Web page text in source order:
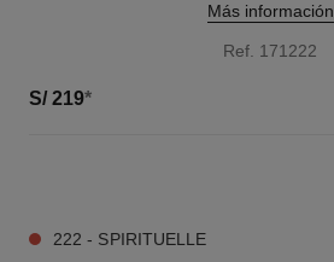
Más información
Ref. 171222
S/ 219*
222 - SPIRITUELLE